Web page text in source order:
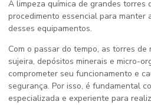
A limpeza química de grandes torres
procedimento essencial para manter
desses equipamentos.
Com o passar do tempo, as torres
sujeira, depósitos minerais e micro-
comprometer seu funcionamento e
segurança. Por isso, é fundamental
especializada e experiente para